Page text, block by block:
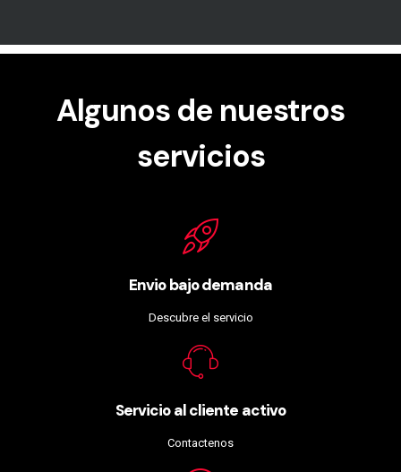
Algunos de nuestros
servicios
Envio bajo demanda
Descubre el servicio
Servicio al cliente activo
Contactenos